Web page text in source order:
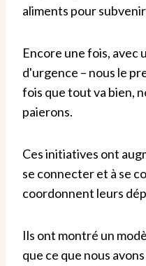
aliments pour
Encore une fois, avec
d'urgence – nous le
fois que tout va bien,
paierons.
Ces initiatives ont
se connecter et à se
coordonnent leurs
Ils ont montré un
que ce que nous